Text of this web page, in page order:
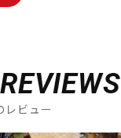
レビュー